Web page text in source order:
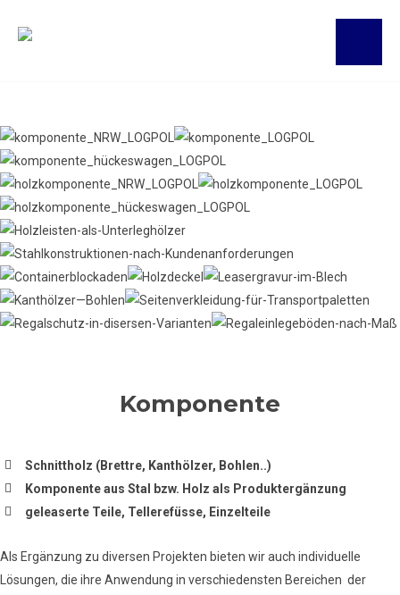
Komponente
Schnittholz (Brettre, Kanthölzer, Bohlen..)
Komponente aus Stal bzw. Holz als Produktergänzung
geleaserte Teile, Tellerefüsse, Einzelteile
Als Ergänzung zu diversen Projekten bieten wir auch individuelle
Lösungen, die ihre Anwendung in verschiedensten Bereichen der